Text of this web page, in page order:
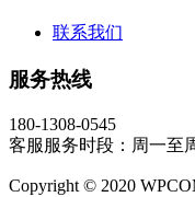
联系我们
服务热线
180-1308-0545
客服服务时段：周一至
Copyright © 2020